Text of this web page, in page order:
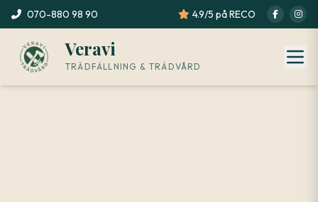
070-880 98 90 4.9/5 på RECO
Veravi
TRÄDFÄLLNING & TRÄDVÅRD